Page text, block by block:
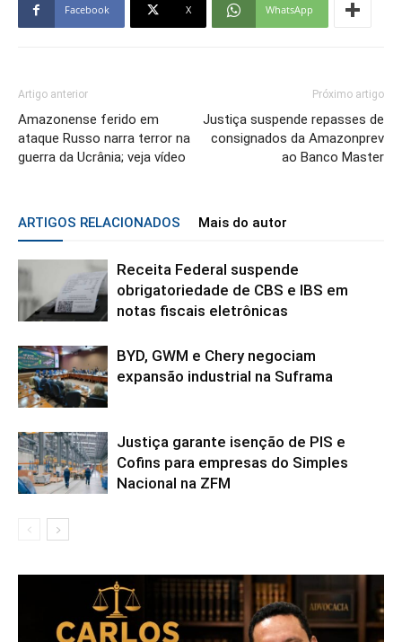
Facebook X WhatsApp
Artigo anterior
Amazonense ferido em
ataque Russo narra terror na
guerra da Ucrânia; veja vídeo
Próximo artigo
Justiça suspende repasses de
consignados da Amazonprev
ao Banco Master
ARTIGOS RELACIONADOS Mais do autor
Receita Federal suspende
obrigatoriedade de CBS e IBS em
notas fiscais eletrônicas
BYD, GWM e Chery negociam
expansão industrial na Suframa
Justiça garante isenção de PIS e
Cofins para empresas do Simples
Nacional na ZFM